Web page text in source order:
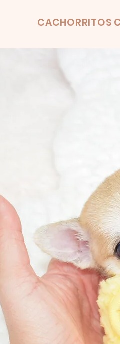
CACHORRITOS